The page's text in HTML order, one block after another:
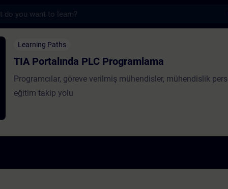
PLC Programlama - Training -
Learning Paths
TIA Portalında PLC Programlama
Programcılar, göreve verilmiş mühendisler, mühendislik
eğitim takip yolu